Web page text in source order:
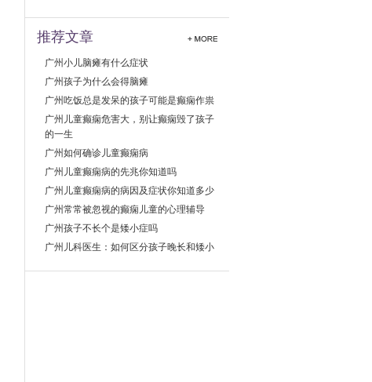
推荐文章
广州小儿脑瘫有什么症状
广州孩子为什么会得脑瘫
广州吃饭总是发呆的孩子可能是癫痫作祟
广州儿童癫痫危害大，别让癫痫毁了孩子
的一生
广州如何确诊儿童癫痫病
广州儿童癫痫病的先兆你知道吗
广州儿童癫痫病的病因及症状你知道多少
广州常常被忽视的癫痫儿童的心理辅导
广州孩子不长个是矮小症吗
广州儿科医生：如何区分孩子晚长和矮小